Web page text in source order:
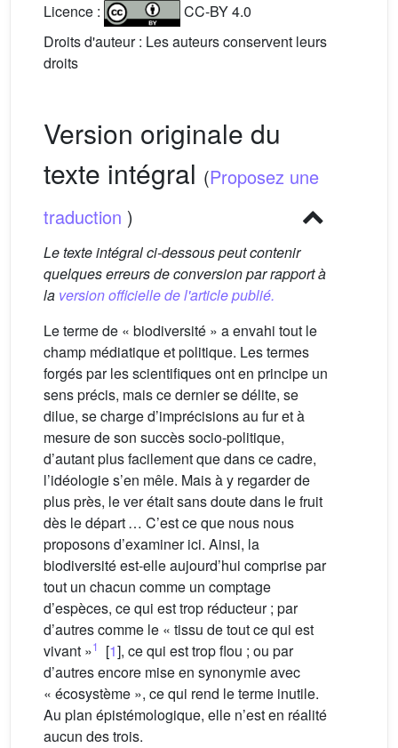
Licence :
CC-BY 4.0
Droits d'auteur : Les auteurs conservent leurs
droits
Version originale du
texte intégral (Proposez une
traduction )
Le texte intégral ci-dessous peut contenir
quelques erreurs de conversion par rapport à
la version officielle de l'article publié.
Le terme de « biodiversité » a envahi tout le
champ médiatique et politique. Les termes
forgés par les scientifiques ont en principe un
sens précis, mais ce dernier se délite, se
dilue, se charge d’imprécisions au fur et à
mesure de son succès socio-politique,
d’autant plus facilement que dans ce cadre,
l’idéologie s’en mêle. Mais à y regarder de
plus près, le ver était sans doute dans le fruit
dès le départ … C’est ce que nous nous
proposons d’examiner ici. Ainsi, la
biodiversité est-elle aujourd’hui comprise par
tout un chacun comme un comptage
d’espèces, ce qui est trop réducteur ; par
d’autres comme le « tissu de tout ce qui est
vivant »1 [1], ce qui est trop flou ; ou par
d’autres encore mise en synonymie avec
« écosystème », ce qui rend le terme inutile.
Au plan épistémologique, elle n’est en réalité
aucun des trois.